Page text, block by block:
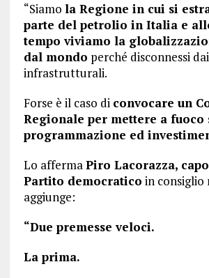
“Siamo la Regione in cui si
parte del petrolio in Italia e
tempo viviamo la
dal mondo perché disconnessi
infrastrutturali.
Forse è il caso di convocare un
Regionale per mettere a fuoco
programmazione ed
Lo affermaPiro Lacorazza,
Partito democratico in consiglio
aggiunge:
“Due premesse veloci.
La prima.